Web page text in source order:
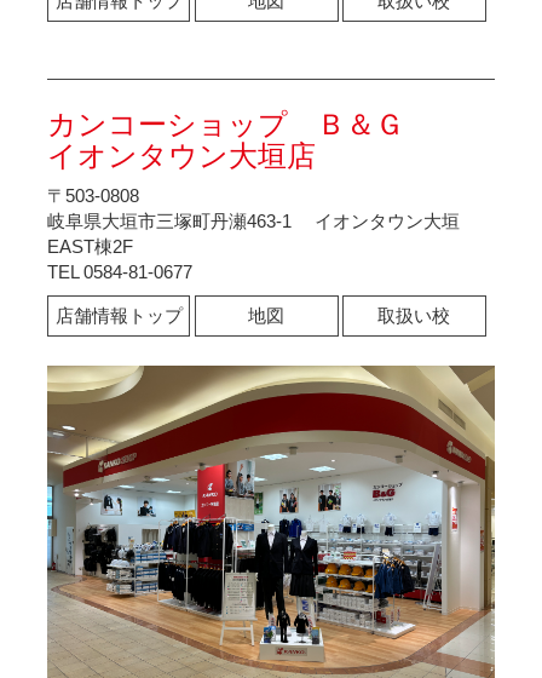
カンコーショップ Ｂ＆Ｇ
イオンタウン大垣店
〒503-0808
岐阜県大垣市三塚町丹瀬463-1 イオンタウン大垣
EAST棟2F
TEL 0584-81-0677
店舗情報トップ 地図 取扱い校